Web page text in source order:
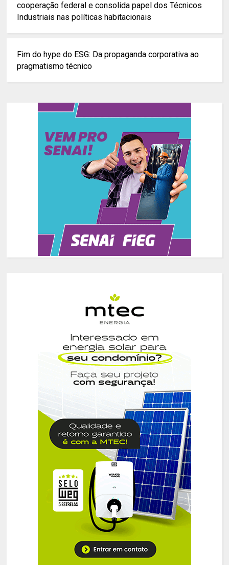
cooperação federal e consolida papel dos Técnicos
Industriais nas políticas habitacionais
Fim do hype do ESG: Da propaganda corporativa ao
pragmatismo técnico